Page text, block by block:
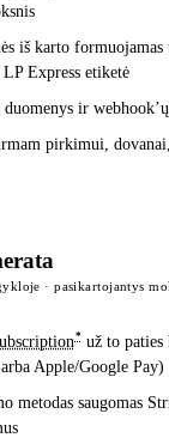
iš karto formuojamas
Express etiketė
ir
pirkimui,
· pasikartojantys
* už to paties
Apple/Google Pay)
metodas saugomas